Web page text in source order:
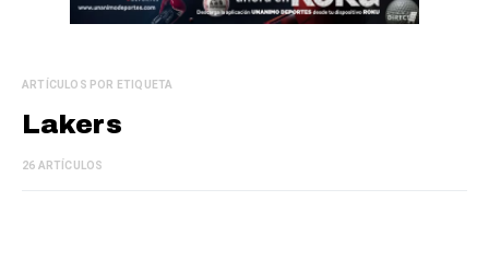
ARTÍCULOS POR ETIQUETA
Lakers
26 ARTÍCULOS